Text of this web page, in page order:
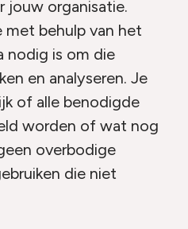
jouw organisatie.
met behulp van het
nodig is om die
en analyseren. Je
of alle benodigde
worden of wat nog
overbodige
die niet